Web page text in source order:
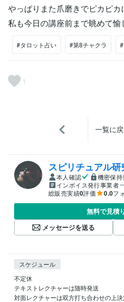
やっぱりまた爪磨きでピカピカ
私も今日の講座前まで眺めて愉
#タロット占い #第8チャクラ
1
一覧に
スピリチュアル
本人確認 機密保
インボイス発行事業者
総販売実績0評価 0.0フ
無料で見積
メッセージを送る
スケジュール
不定休
テキストレクチャーは随時発送
対面レクチャーは双方打ち合わせの上決